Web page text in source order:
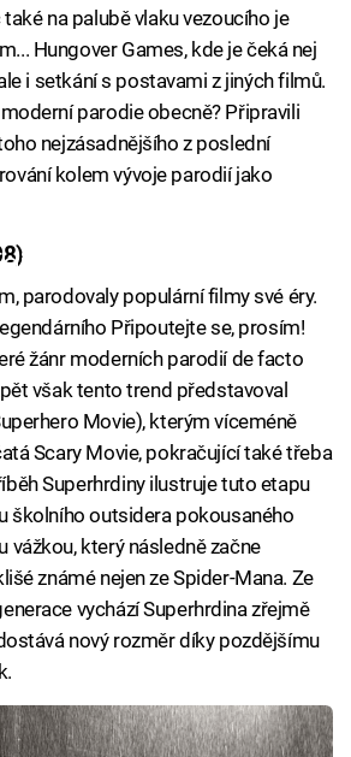
na palubě vlaku vezoucího je
Hungover Games, kde je čeká nej
i setkání s postavami z jiných filmů.
parodie obecně? Připravili
nejzásadnějšího z poslední
kolem vývoje parodií jako
to fetch
parodovaly populární filmy své éry.
Připoutejte se, prosím!
žánr moderních parodií de facto
však tento trend představoval
Movie), kterým víceméně
Scary Movie, pokračující také třeba
Superhrdiny ilustruje tuto etapu
školního outsidera pokousaného
vážkou, který následně začne
známé nejen ze Spider-Mana. Ze
vychází Superhrdina zřejmě
nový rozměr díky pozdějšímu